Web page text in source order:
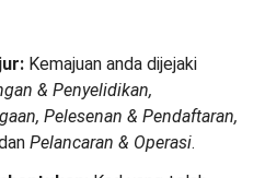
Kemajuan anda dijejaki
& Penyelidikan,
Pelesenan & Pendaftaran,
Pelancaran & Operasi.